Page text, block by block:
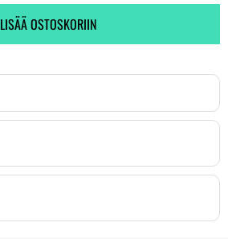
LISÄÄ OSTOSKORIIN